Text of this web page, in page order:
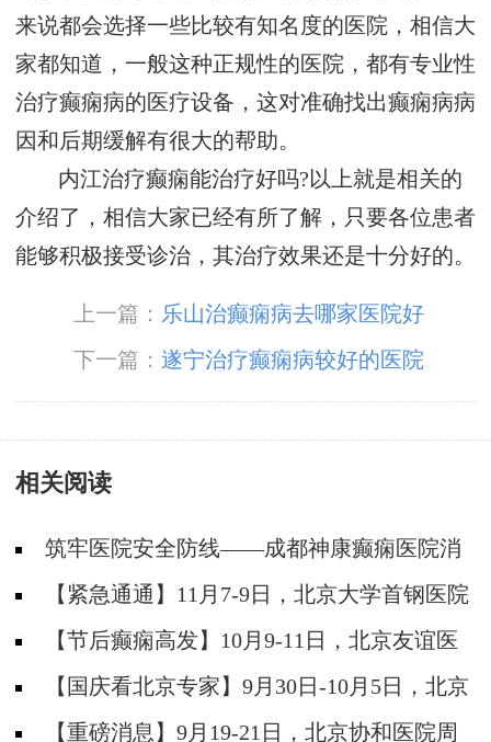
来说都会选择一些比较有知名度的医院，相信大
家都知道，一般这种正规性的医院，都有专业性
治疗癫痫病的医疗设备，这对准确找出癫痫病病
因和后期缓解有很大的帮助。
内江治疗癫痫能治疗好吗?以上就是相关的
介绍了，相信大家已经有所了解，只要各位患者
能够积极接受诊治，其治疗效果还是十分好的。
上一篇： 乐山治癫痫病去哪家医院好
下一篇：遂宁治疗癫痫病较好的医院
相关阅读
筑牢医院安全防线——成都神康癫痫医院消
防安全培训纪实
【紧急通通】11月7-9日，北京大学首钢医院
神经内科胡颖教授亲临成都会诊，破解癫痫疑难
【节后癫痫高发】10月9-11日，北京友谊医
院陈葵博士免费会诊+治疗援助，破解癫痫难
题！
【国庆看北京专家】9月30日-10月5日，北京
天坛&首钢医院两大专家蓉城亲诊+癫痫大额救
【重磅消息】9月19-21日，北京协和医院周